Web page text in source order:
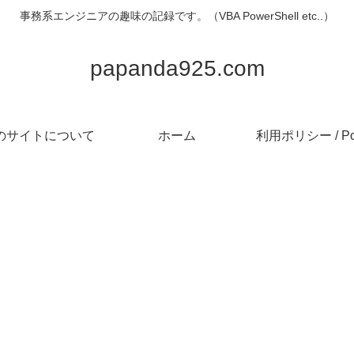
事務系エンジニアの趣味の記録です。（VBA PowerShell etc..）
papanda925.com
サイトについて ホーム 利用ポリシー /